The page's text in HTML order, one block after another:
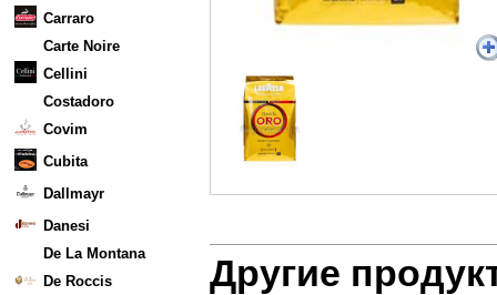
Carraro
Carte Noire
Cellini
Costadoro
Covim
Cubita
Dallmayr
Danesi
De La Montana
De Roccis
Другие